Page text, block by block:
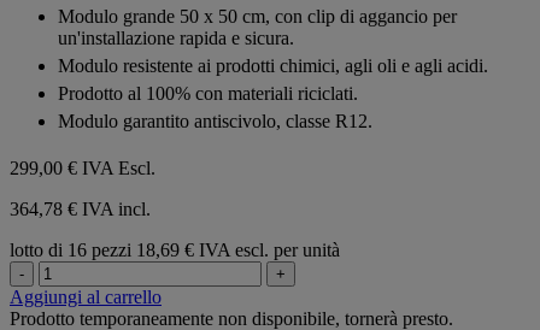
Modulo grande 50 x 50 cm, con clip di aggancio per
un'installazione rapida e sicura.
Modulo resistente ai prodotti chimici, agli oli e agli acidi.
Prodotto al 100% con materiali riciclati.
Modulo garantito antiscivolo, classe R12.
299,00 € IVA Escl.
364,78 € IVA incl.
lotto di 16 pezzi 18,69 € IVA escl. per unità
- +
Aggiungi al carrello
Prodotto temporaneamente non disponibile, tornerà presto.